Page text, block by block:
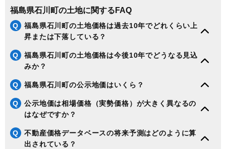
福島県石川町の土地に関するFAQ
Q
福島県石川町の土地価格は過去10年でどれくらい上
昇または下落している？
Q
福島県石川町の土地価格は今後10年でどうなる見込
みか？
Q 福島県石川町の公示地価はいくら？
Q
公示地価は相場価格（実勢価格）が大きく異なるの
はなぜですか？
Q
不動産価格データベースの将来予測はどのように算
出されている？